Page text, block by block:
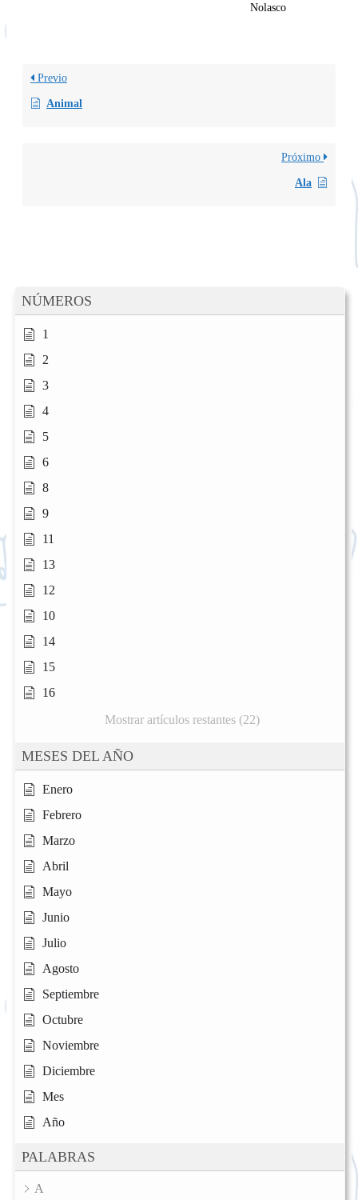
NÚMEROS
1
2
3
4
5
6
8
9
11
13
12
10
14
15
16
Mostrar artículos restantes (22)
MESES DEL AÑO
Enero
Febrero
Marzo
Abril
Mayo
Junio
Julio
Agosto
Septiembre
Octubre
Noviembre
Diciembre
Mes
Año
PALABRAS
A
Nolasco
Previo
Animal
Próximo
Ala